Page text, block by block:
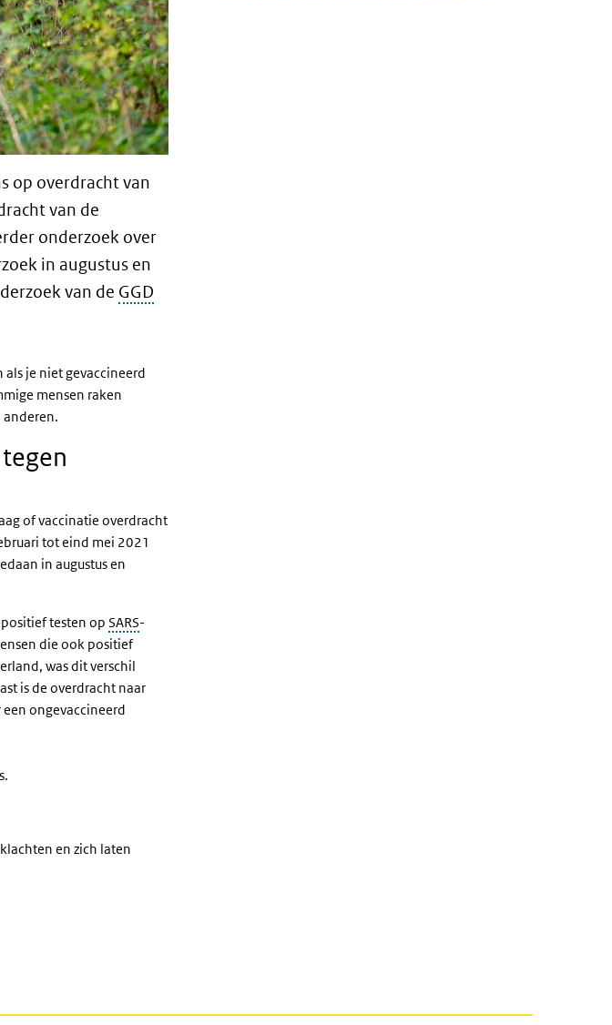
op overdracht van
van de
onderzoek over
in augustus en
van de GGD
je niet gevaccineerd
mensen raken
anderen.
of vaccinatie overdracht
tot eind mei 2021
in augustus en
testen op SARS-
die ook positief
was dit verschil
is de overdracht naar
ongevaccineerd
en zich laten